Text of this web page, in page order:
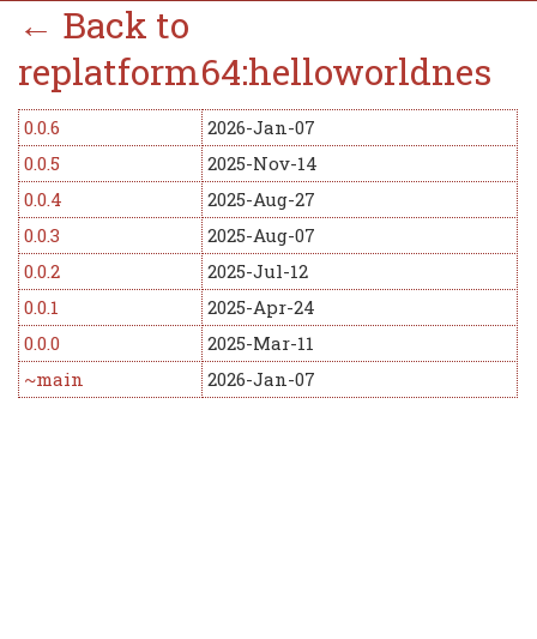
← Back to
replatform64:helloworldnes
0.0.6
2026-Jan-07
0.0.5
2025-Nov-14
0.0.4
2025-Aug-27
0.0.3
2025-Aug-07
0.0.2
2025-Jul-12
0.0.1
2025-Apr-24
0.0.0
2025-Mar-11
~main
2026-Jan-07